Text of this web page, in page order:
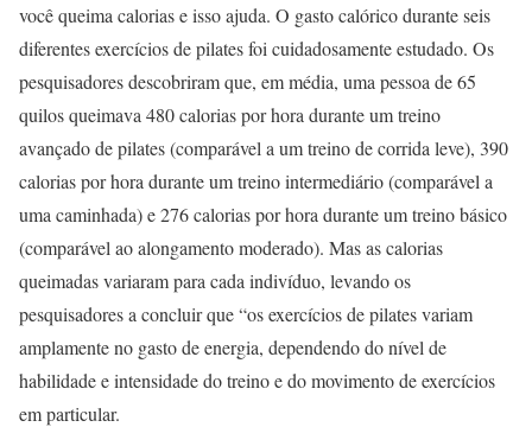
você queima calorias e isso ajuda. O gasto calórico durante seis
diferentes exercícios de pilates foi cuidadosamente estudado. Os
pesquisadores descobriram que, em média, uma pessoa de 65
quilos queimava 480 calorias por hora durante um treino
avançado de pilates (comparável a um treino de corrida leve), 390
calorias por hora durante um treino intermediário (comparável a
uma caminhada) e 276 calorias por hora durante um treino básico
(comparável ao alongamento moderado). Mas as calorias
queimadas variaram para cada indivíduo, levando os
pesquisadores a concluir que “os exercícios de pilates variam
amplamente no gasto de energia, dependendo do nível de
habilidade e intensidade do treino e do movimento de exercícios
em particular.